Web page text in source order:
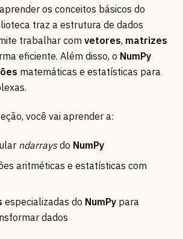
os conceitos básicos do
traz a estrutura de dados
trabalhar com vetores, matrizes
eficiente. Além disso, o NumPy
matemáticas e estatísticas para
você vai aprender a:
ndarraysdo NumPy
aritméticas e estatísticas com
especializadas do NumPy para
dados